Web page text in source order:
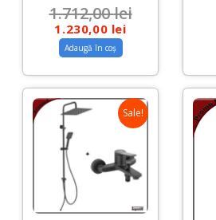
1.712,00lei
1.230,00 lei
Adaugă în coș
Sale!